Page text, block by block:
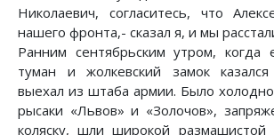
Николаевич, согласитесь, что
нашего фронта,- сказал я, и мы
Ранним сентябрьским утром, когда
туман и жолкевский замок
выехал из штаба армии. Было
рысаки «Львов» и «Золочов»,
коляску, шли широкой размашистой